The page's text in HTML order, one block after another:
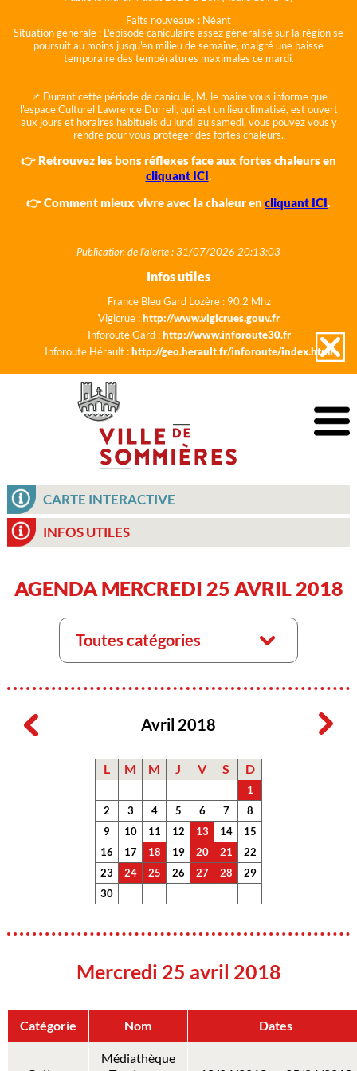
Faits nouveaux : Néant
Situation générale : L'épisode caniculaire assez généralisé sur la région se
poursuit au moins jusqu'en milieu de semaine, malgré une baisse
temporaire des températures maximales ce mardi.
📌 Durant cette période de canicule, M. le maire vous informe que
l'espace Culturel Lawrence Durrell, qui est un lieu climatisé, est ouvert
aux jours et horaires habituels du lundi au samedi, vous pouvez vous y
rendre pour vous protéger des fortes chaleurs.
👉 Retrouvez les bons réflexes face aux fortes chaleurs en
cliquant ICI.
👉 Comment mieux vivre avec la chaleur en cliquant ICI.
Publication de l'alerte : 31/07/2026 20:13:03
Infos utiles
France Bleu Gard Lozère : 90.2 Mhz
Vigicrue :http://www.vigicrues.gouv.fr
Inforoute Gard :http://www.inforoute30.fr
Inforoute Hérault :http://geo.herault.fr/inforoute/index.html
CARTE INTERACTIVE
INFOS UTILES
AGENDA MERCREDI 25 AVRIL 2018
Toutes catégories
Avril 2018
L M M J V S D
1
2
3 4 5 6 7
8
9
10 11 12 13 14
15
16
17 18 19 20 21
22
23
24 25 26 27 28
29
30
Mercredi 25 avril 2018
Catégorie Nom Dates
Médiathèque